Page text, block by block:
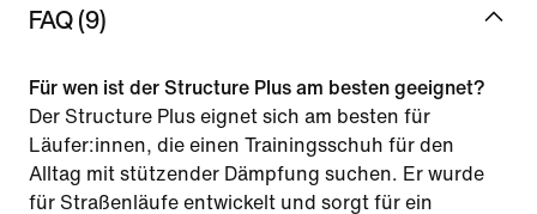
FAQ (9)
Für wen ist der Structure Plus am besten geeignet?
Der Structure Plus eignet sich am besten für
Läufer:innen, die einen Trainingsschuh für den
Alltag mit stützender Dämpfung suchen. Er wurde
für Straßenläufe entwickelt und sorgt für ein